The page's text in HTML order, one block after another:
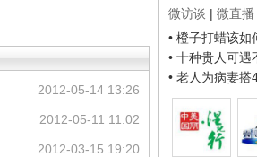
微访谈 | 微直播
• 橙子打蜡该如
• 十种贵人可遇
• 老人为病妻搭
2012-05-14 13:26
2012-05-11 11:02
2012-03-15 19:20